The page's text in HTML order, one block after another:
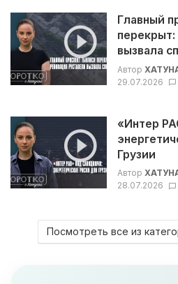
Главный
перекрыт:
вызвала
Автор
29.07.2026
«Интер
Грузии
Автор
28.07.2026
Посмотреть все из